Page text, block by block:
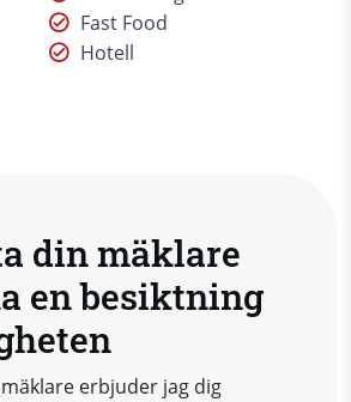
Fast Food
Hotell
din mäklare
en besiktning
erbjuder jag dig